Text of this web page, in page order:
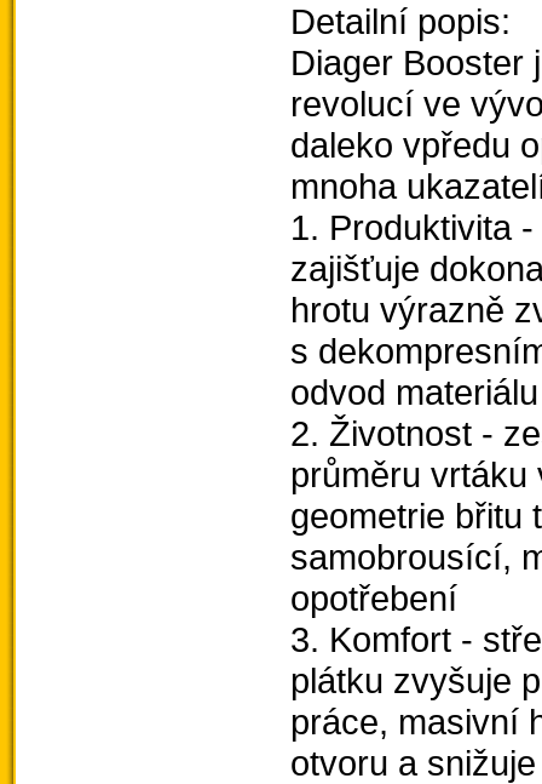
Detailní popis:
Diager Booster
revolucí ve
daleko vpředu
mnoha
1. Produktivita
zajišťuje
hrotu výrazně
s
odvod
2. Životnost -
průměru vrtáku
geometrie břitu
samobrousící,
opotřebení
3. Komfort -
plátku zvyšuje
práce, masivní
otvoru a